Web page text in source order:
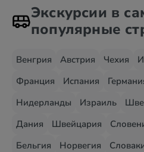
Экскурсии в
популярные
Венгрия Австрия Чехия
Франция
Испания
Нидерланды
Израиль
Дания
Швейцария
Бельгия
Норвегия